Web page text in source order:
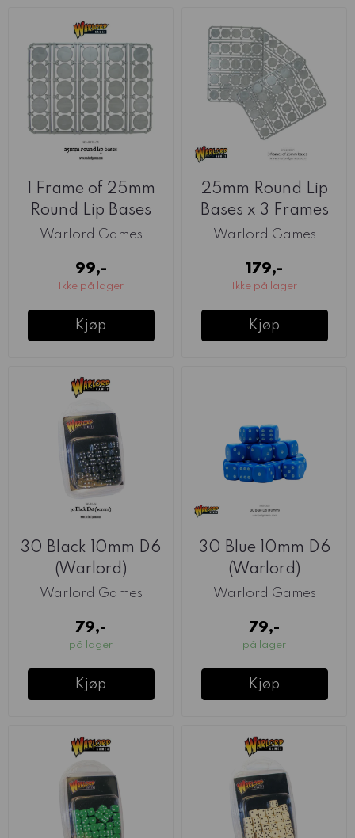
1 Frame of 25mm
Round Lip Bases
(Warlord)
Warlord Games
99,-
Ikke på lager
Kjøp
25mm Round Lip
Bases x 3 Frames
(Warlord)
Warlord Games
179,-
Ikke på lager
Kjøp
30 Black 10mm D6
(Warlord)
Warlord Games
79,-
på lager
Kjøp
30 Blue 10mm D6
(Warlord)
Warlord Games
79,-
på lager
Kjøp